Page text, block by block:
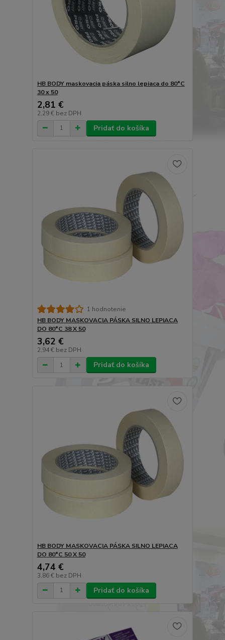
HB BODY maskovacia páska silno lepiaca do 80°C
30 x 50
2,81 €
2,29 € bez DPH
Pridať do košíka
1 hodnotenie
HB BODY MASKOVACIA PÁSKA SILNO LEPIACA
DO 80°C 38 X 50
3,62 €
2,94 € bez DPH
Pridať do košíka
HB BODY MASKOVACIA PÁSKA SILNO LEPIACA
DO 80°C 50 X 50
4,74 €
3,86 € bez DPH
Pridať do košíka